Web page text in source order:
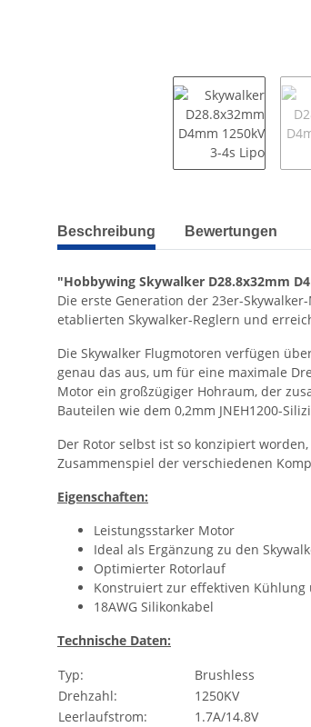
weitere Registerkarten anzeigen
Beschreibung Bewertungen
"Hobbywing Skywalker D28.8x32mm
Die erste Generation der 23er-
etablierten Skywalker-Reglern und
Die Skywalker Flugmotoren verfügen
genau das aus, um für eine maximale
Motor ein großzügiger Hohraum, der
Bauteilen wie dem 0,2mm JNEH1200-
Der Rotor selbst ist so konzipiert
Zusammenspiel der verschiedenen
Eigenschaften:
Leistungsstarker Motor
Ideal als Ergänzung zu den
Optimierter Rotorlauf
Konstruiert zur effektiven
18AWG Silikonkabel
Technische Daten:
Typ:
Brushless
Drehzahl:
1250KV
Leerlaufstrom:
1.7A/14.8V